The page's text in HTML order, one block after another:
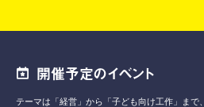
開催予定のイベント
テーマは「経営」から「子ども向け工作」まで、